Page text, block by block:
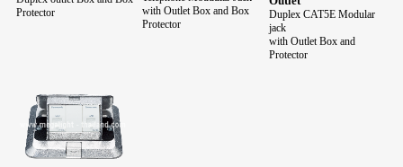
Protector
with Outlet Box and Box
Protector
Duplex CAT5E Modular
jack
with Outlet Box and
Protector